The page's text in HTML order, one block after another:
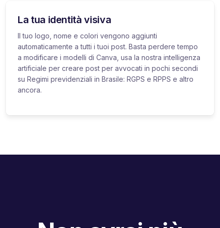
La tua identità visiva
Il tuo logo, nome e colori vengono aggiunti
automaticamente a tutti i tuoi post. Basta perdere tempo
a modificare i modelli di Canva, usa la nostra intelligenza
artificiale per creare post per avvocati in pochi secondi
su Regimi previdenziali in Brasile: RGPS e RPPS e altro
ancora.